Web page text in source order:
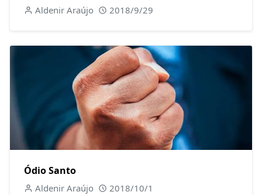
Aldenir Araújo 2018/9/29
Ódio Santo
Aldenir Araújo 2018/10/1